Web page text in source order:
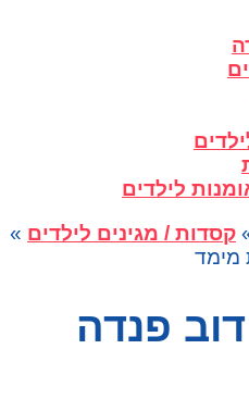
לילדים
קסדות / מגינים לילדים»
מימד
פנדה